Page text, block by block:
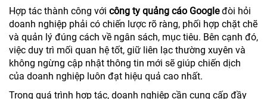
Hợp tác thành công với công ty quảng cáo Googleđòi hỏi
doanh nghiệp phải có chiến lược rõ ràng, phối hợp chặt chẽ
và quản lý đúng cách về ngân sách, mục tiêu. Bên cạnh đó,
việc duy trì mối quan hệ tốt, giữ liên lạc thường xuyên và
không ngừng cập nhật thông tin mới sẽ giúp chiến dịch
của doanh nghiệp luôn đạt hiệu quả cao nhất.
Trong quá trình hợp tác, doanh nghiệp cần cung cấp đầy